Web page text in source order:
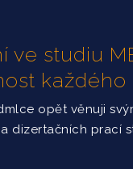
ve studiu
každého
opět věnuji
dizertačních prací